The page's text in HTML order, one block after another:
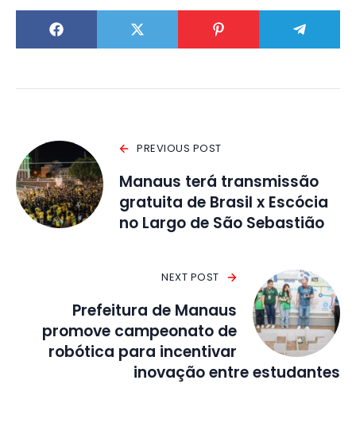
PREVIOUS POST
Manaus terá transmissão
gratuita de Brasil x Escócia
no Largo de São Sebastião
NEXT POST
Prefeitura de Manaus
promove campeonato de
robótica para incentivar
inovação entre estudantes